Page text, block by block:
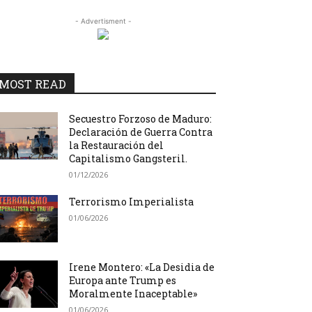
- Advertisment -
READ
Secuestro Forzoso de Maduro:
Declaración de Guerra Contra
la Restauración del
Capitalismo Gangsteril.
01/12/2026
Terrorismo Imperialista
01/06/2026
Irene Montero: «La Desidia de
Europa ante Trump es
Moralmente Inaceptable»
01/06/2026